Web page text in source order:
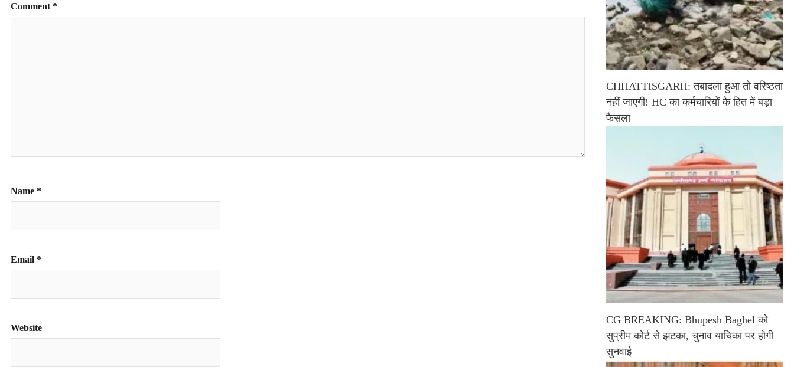
Comment *
Name *
Email *
Website
CHHATTISGARH: तबादला हुआ तो वरिष्ठता
नहीं जाएगी! HC का कर्मचारियों के हित में बड़ा
फैसला
CG BREAKING: Bhupesh Baghel को
सुप्रीम कोर्ट से झटका, चुनाव याचिका पर होगी
सुनवाई